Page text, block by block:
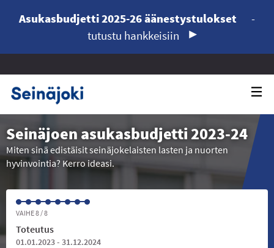
Asukasbudjetti 2025-26 äänestystulokset
-
tutustu hankkeisiin
Seinäjoen asukasbudjetti 2023-24
Miten sinä edistäisit seinäjokelaisten lasten ja nuorten
hyvinvointia? Kerro ideasi.
VAIHE 8 / 8
Toteutus
01.01.2023 - 31.12.2024